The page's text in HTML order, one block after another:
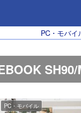
PC・モバイ
PC・モバイル